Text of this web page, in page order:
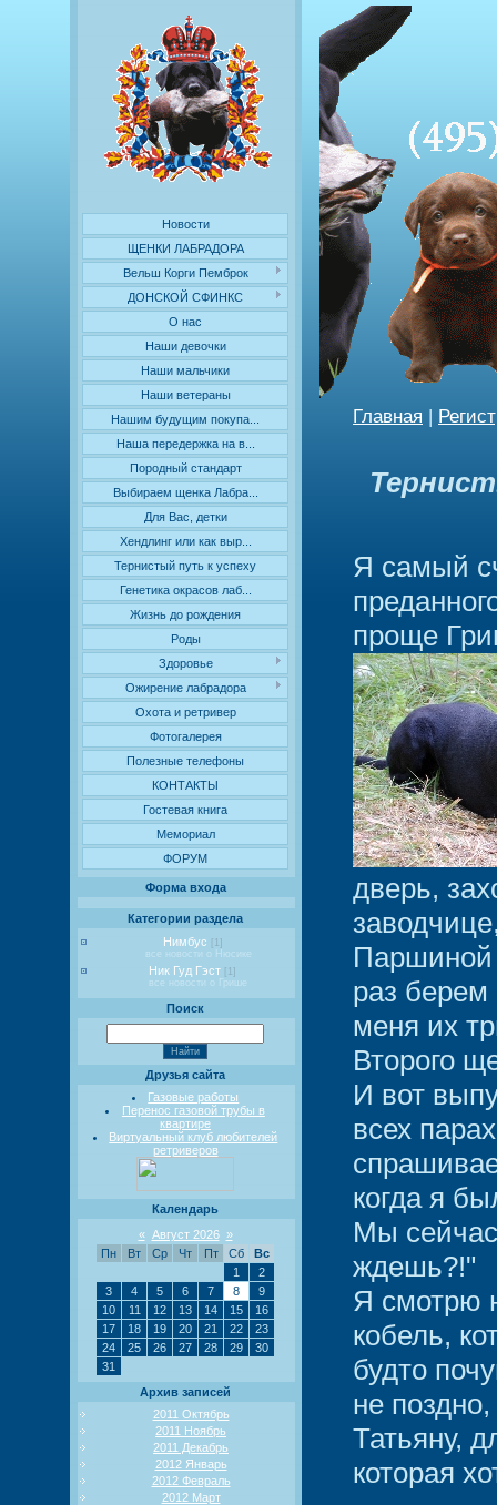
Новости
ЩЕНКИ ЛАБРАДОРА
Вельш Корги Пемброк
ДОНСКОЙ СФИНКС
О нас
Наши девочки
Наши мальчики
Наши ветераны
Нашим будущим покупа...
Наша передержка на в...
Породный стандарт
Выбираем щенка Лабра...
Для Вас, детки
Хендлинг или как выр...
Тернистый путь к успеху
Генетика окрасов лаб...
Жизнь до рождения
Роды
Здоровье
Ожирение лабрадора
Охота и ретривер
Фотогалерея
Полезные телефоны
КОНТАКТЫ
Гостевая книга
Мемориал
ФОРУМ
Форма входа
Категории раздела
Нимбус
все новости о Нюсике
Ник Гуд Гэст
все новости о Грише
Поиск
Друзья сайта
Газовые работы
Перенос газовой трубы в
квартире
Виртуальный клуб любителей
ретриверов
Календарь
« Август 2026 »
Пн
Вт Ср Чт Пт Сб
Вс
1
2
3
4 5 6 7 8
9
10
11 12 13 14 15
16
17
18 19 20 21 22
23
24
25 26 27 28 29
30
31
Архив записей
2011 Октябрь
2011 Ноябрь
2011 Декабрь
2012 Январь
2012 Февраль
2012 Март
Главная |
Я самый
проще
дверь,
Паршиной
раз
меня их
Второго
И вот
всех
когда я
Мы
ждешь?!"
Я смотрю
кобель,
будто
не
Татьяну,
которая